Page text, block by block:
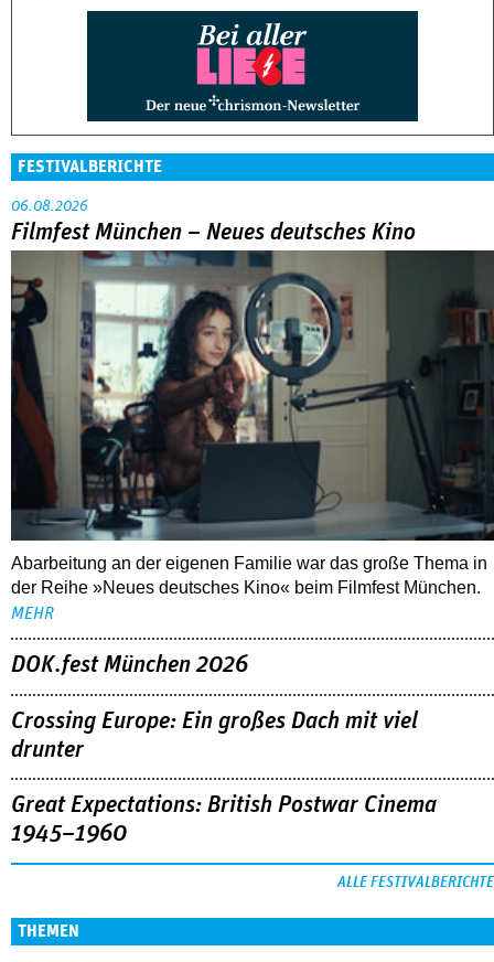
FESTIVALBERICHTE
06.08.2026
Filmfest München – Neues deutsches Kino
Abarbeitung an der eigenen Familie war das große Thema in
der Reihe »Neues deutsches Kino« beim Filmfest München.
MEHR
DOK.fest München 2026
Crossing Europe: Ein großes Dach mit viel
drunter
Great Expectations: British Postwar Cinema
1945–1960
ALLE FESTIVALBERICHTE
THEMEN